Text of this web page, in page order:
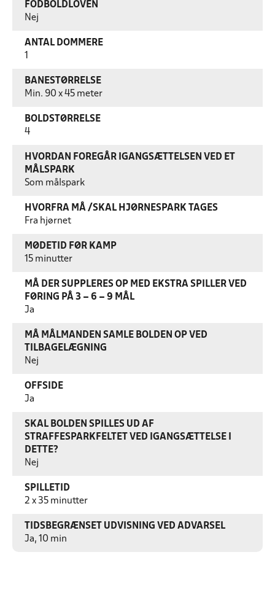
FODBOLDLOVEN
Nej
ANTAL DOMMERE
BANESTØRRELSE
Min. 90 x 45 meter
BOLDSTØRRELSE
4
HVORDAN FOREGÅR IGANGSÆTTELSEN VED ET
MÅLSPARK
Som målspark
HVORFRA MÅ /SKAL HJØRNESPARK TAGES
Fra hjørnet
MØDETID FØR KAMP
15 minutter
MÅ DER SUPPLERES OP MED EKSTRA SPILLER VED
FØRING PÅ 3 – 6 – 9 MÅL
Ja
MÅ MÅLMANDEN SAMLE BOLDEN OP VED
TILBAGELÆGNING
Nej
OFFSIDE
Ja
SKAL BOLDEN SPILLES UD AF
STRAFFESPARKFELTET VED IGANGSÆTTELSE I
DETTE?
Nej
SPILLETID
2 x 35 minutter
TIDSBEGRÆNSET UDVISNING VED ADVARSEL
Ja, 10 min